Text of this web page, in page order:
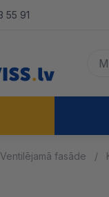
55 91
Ventilējamā fasāde